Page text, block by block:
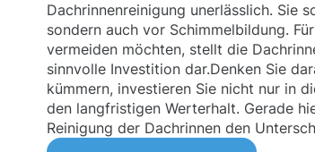
Dachrinnenreinigung unerlässlich. Sie
sondern auch vor Schimmelbildung.
vermeiden möchten, stellt die
sinnvolle Investition dar.Denken Sie
kümmern, investieren Sie nicht nur in
den langfristigen Werterhalt. Gerade
Reinigung der Dachrinnen den